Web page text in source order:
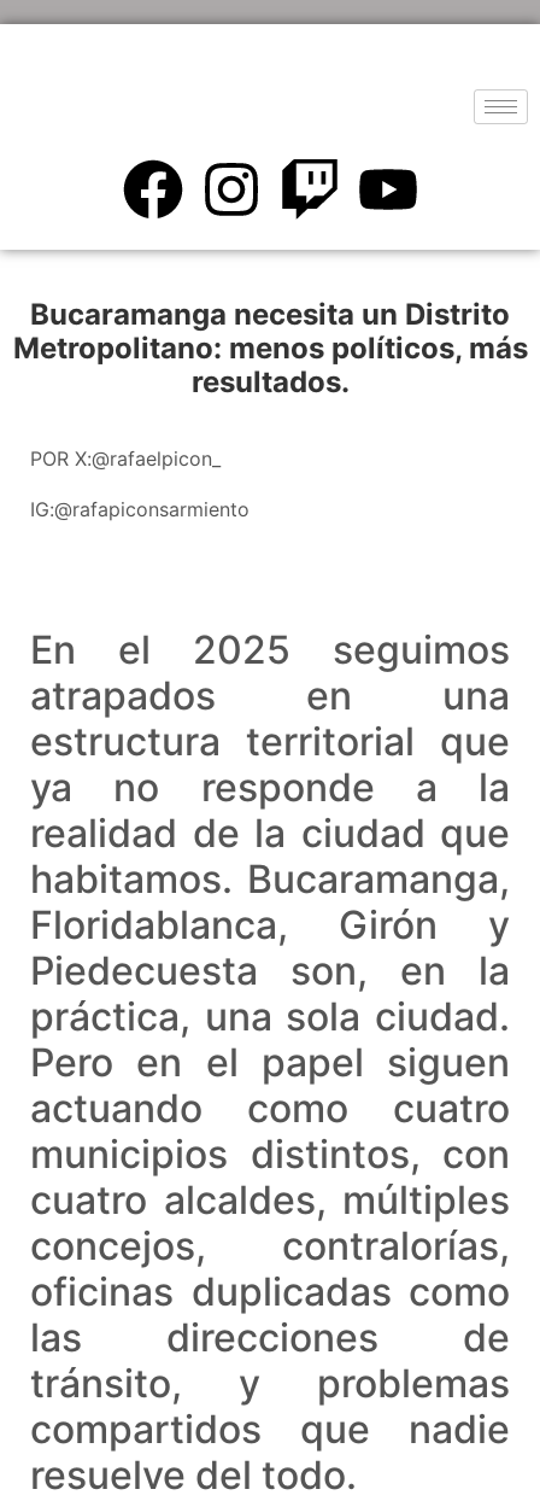
Bucaramanga necesita un Distrito
Metropolitano: menos políticos, más
resultados.
POR X:@rafaelpicon_
IG:@rafapiconsarmiento
En el 2025 seguimos
atrapados en una
estructura territorial que
ya no responde a la
realidad de la ciudad que
habitamos. Bucaramanga,
Floridablanca, Girón y
Piedecuesta son, en la
práctica, una sola ciudad.
Pero en el papel siguen
actuando como cuatro
municipios distintos, con
cuatro alcaldes, múltiples
concejos, contralorías,
oficinas duplicadas como
las direcciones de
tránsito, y problemas
compartidos que nadie
resuelve del todo.